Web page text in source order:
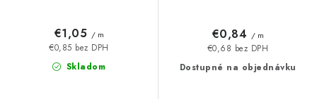
Skladom
€0,85 bez DPH
€1,05 / m
Dostupné na objednávku
€0,68 bez DPH
€0,84 / m